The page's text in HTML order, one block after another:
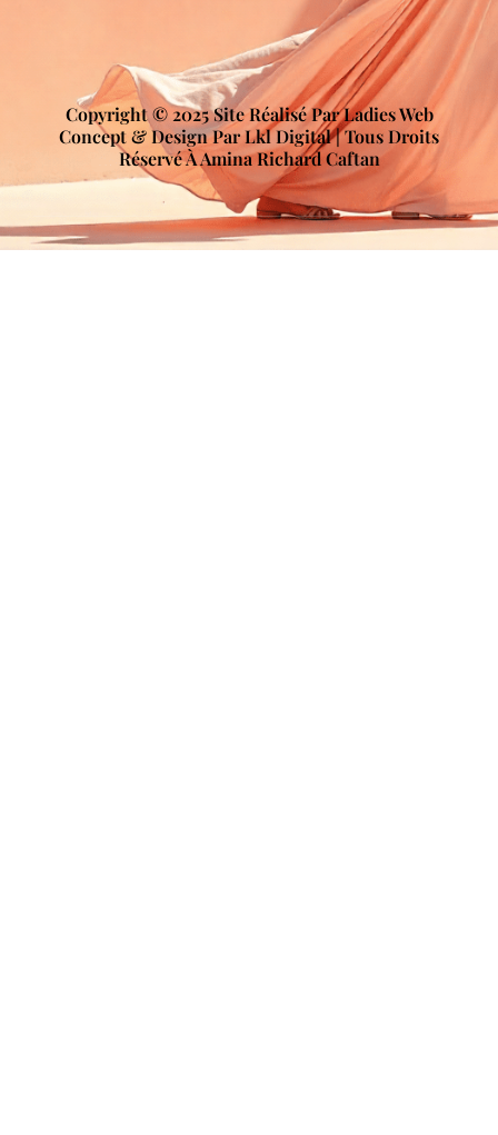
Copyright © 2025 Site Réalisé Par Ladies Web
Concept & Design Par Lkl Digital | Tous Droits
Réservé À Amina Richard Caftan